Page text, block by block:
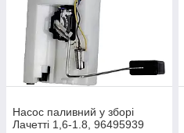
Насос паливний у зборі
Лачетті 1,6-1.8, 96495939